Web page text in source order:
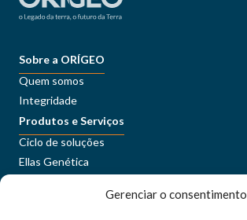
Gerenciar o consentimento
Sobre a ORÍGEO
Quem somos
Integridade
Produtos e Serviços
Ciclo de soluções
Ellas Genética